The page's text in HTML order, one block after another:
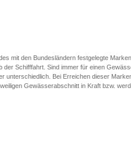
mit den Bundesländern festgelegte
Schifffahrt. Sind immer für einen
unterschiedlich. Bei Erreichen dieser
Gewässerabschnitt in Kraft bzw.